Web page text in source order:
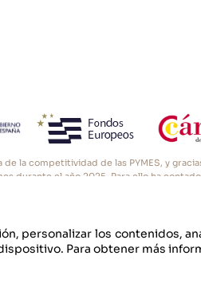
la competitividad de las PYMES, y
durante el año 2025. Para ello ha
personalizar los contenidos,
Para obtener más